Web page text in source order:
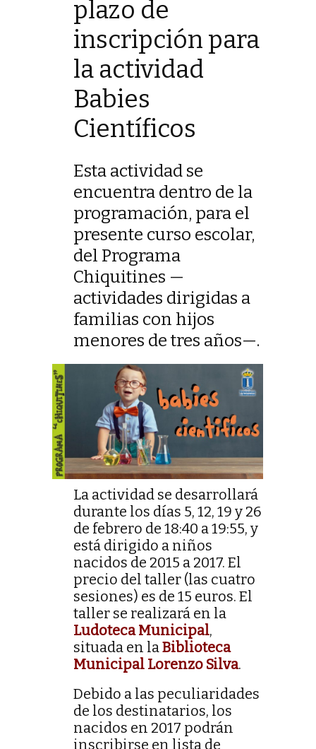
plazo de
inscripción para
la actividad
Babies
Científicos
Esta actividad se
encuentra dentro de la
programación, para el
presente curso escolar,
del Programa
Chiquitines —
actividades dirigidas a
familias con hijos
menores de tres años—.
La actividad se desarrollará
durante los días 5, 12, 19 y 26
de febrero de 18:40 a 19:55, y
está dirigido a niños
nacidos de 2015 a 2017. El
precio del taller (las cuatro
sesiones) es de 15 euros. El
taller se realizará en la
Ludoteca Municipal,
situada en la Biblioteca
Municipal Lorenzo Silva.
Debido a las peculiaridades
de los destinatarios, los
nacidos en 2017 podrán
inscribirse en lista de